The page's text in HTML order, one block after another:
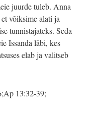
juurde tuleb. Anna
võiksime alati ja
tunnistajateks. Seda
Issanda läbi, kes
elab ja valitseb
13:32-39;